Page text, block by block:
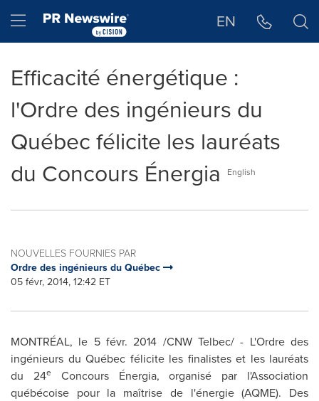
Hamburger menu EN
Efficacité énergétique :
l'Ordre des ingénieurs du
Québec félicite les lauréats
du Concours Énergia
English
NOUVELLES FOURNIES PAR
Ordre des ingénieurs du Québec
05 févr, 2014, 12:42 ET
MONTRÉAL, le 5 févr. 2014 /CNW Telbec/ - L'Ordre des
ingénieurs du Québec félicite les finalistes et les lauréats
du 24eConcours Énergia, organisé par l'Association
québécoise pour la maîtrise de l'énergie (AQME). Des